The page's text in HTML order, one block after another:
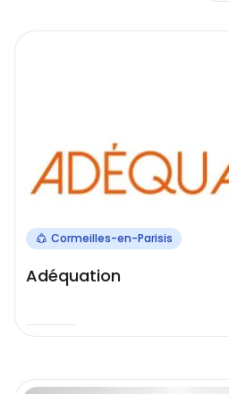
Cormeilles-en-Parisis
Adéquation